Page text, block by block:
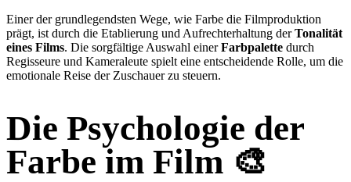
Einer der grundlegendsten Wege, wie Farbe die Filmproduktion
prägt, ist durch die Etablierung und Aufrechterhaltung derTonalität
eines Films. Die sorgfältige Auswahl einerFarbpalette durch
Regisseure und Kameraleute spielt eine entscheidende Rolle, um die
emotionale Reise der Zuschauer zu steuern.
Die Psychologie der
Farbe im Film 🎨